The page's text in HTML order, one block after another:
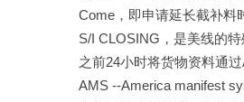
Come，即申请延长截补料
S/I CLOSING，是美线的
之前24小时将货物资料通
AMS --America manifest